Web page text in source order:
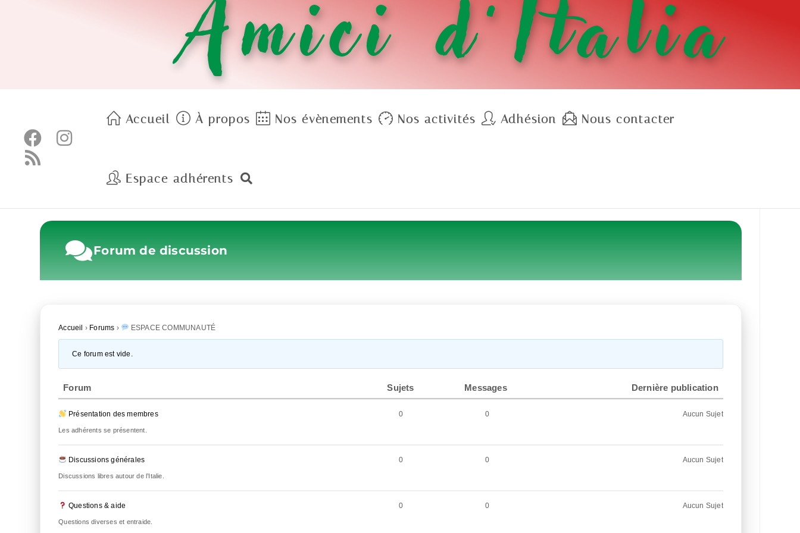
Amici d’Italia
Accueil À propos Nos évènements Nos activités Adhésion Nous contacter
Espace adhérents
Forum de discussion
Accueil › Forums › ESPACE COMMUNAUTÉ
Ce forum est vide.
Forum Sujets Messages Dernière publication
Présentation des membres
Les adhérents se présentent.
0 0 Aucun Sujet
Discussions générales
Discussions libres autour de l’Italie.
0 0 Aucun Sujet
Questions & aide
Questions diverses et entraide.
0 0 Aucun Sujet